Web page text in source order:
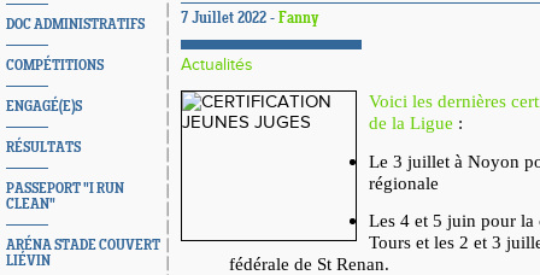
DOC ADMINISTRATIFS
COMPÉTITIONS
ENGAGÉ(E)S
RÉSULTATS
PASSEPORT "I RUN
CLEAN"
ARÉNA STADE COUVERT
LIÉVIN
7 Juillet 2022 - Fanny
Actualités
Voici les dernières
de la Ligue :
Le 3 juillet à Noyon
régionale
Les 4 et 5 juin pour
Tours et les 2 et 3
fédérale de St Renan.